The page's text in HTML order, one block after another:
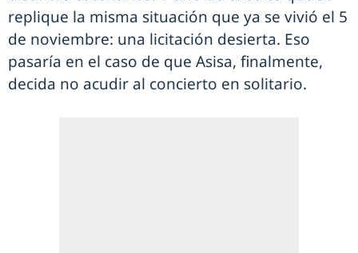
replique la misma situación que ya se vivió el 5
de noviembre: una licitación desierta. Eso
pasaría en el caso de que Asisa, finalmente,
decida no acudir al concierto en solitario.